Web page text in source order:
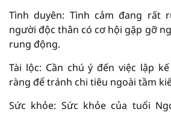
Tình duyên: Tình cảm đang rất
người độc thân có cơ hội gặp gỡ
rung động.
Tài lộc: Cần chú ý đến việc lập
ràng để tránh chi tiêu ngoài tầm
Sức khỏe: Sức khỏe của tuổi